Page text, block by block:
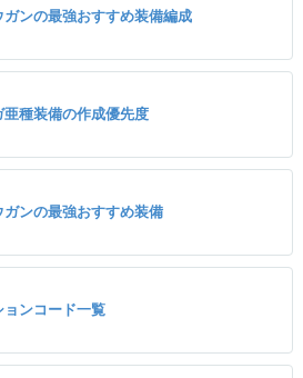
ガンの最強おすすめ装備編成
亜種装備の作成優先度
ガンの最強おすすめ装備
ョンコード一覧